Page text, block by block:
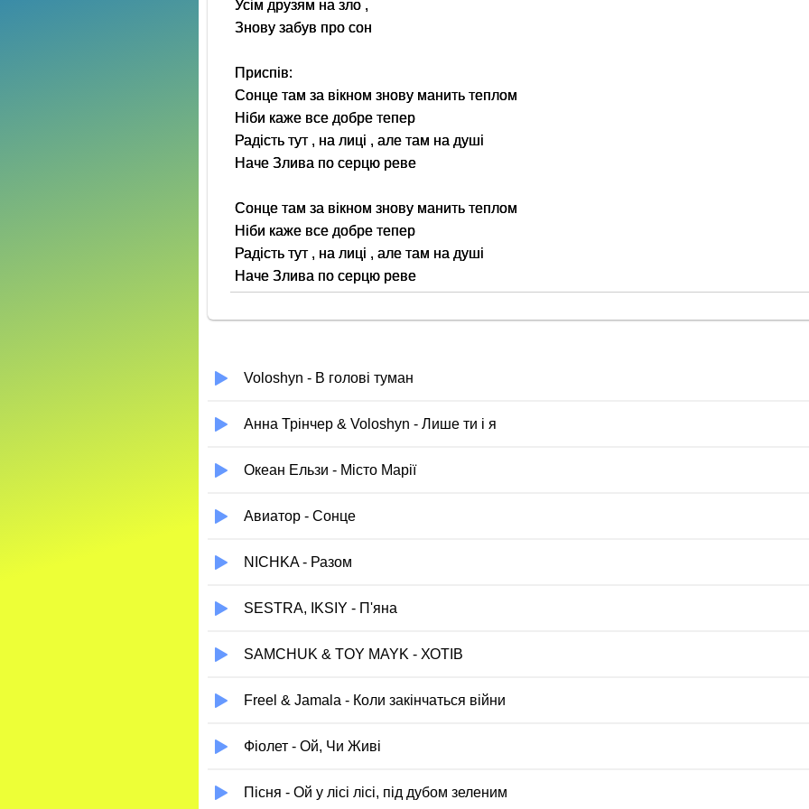
Усім друзям на зло ,
Знову забув про сон
Приспів:
Сонце там за вікном знову манить теплом
Ніби каже все добре тепер
Радість тут , на лиці , але там на душі
Наче Злива по серцю реве
Сонце там за вікном знову манить теплом
Ніби каже все добре тепер
Радість тут , на лиці , але там на душі
Наче Злива по серцю реве
Voloshyn - В голові туман
Анна Трінчер & Voloshyn - Лише ти і я
Океан Ельзи - Місто Марії
Авиатор - Сонце
NICHKA - Разом
SESTRA, IKSIY - П'яна
SAMCHUK & TOY MAYK - ХОТІВ
Freel & Jamala - Коли закінчаться війни
Фіолет - Ой, Чи Живі
Пісня - Ой у лісі лісі, під дубом зеленим